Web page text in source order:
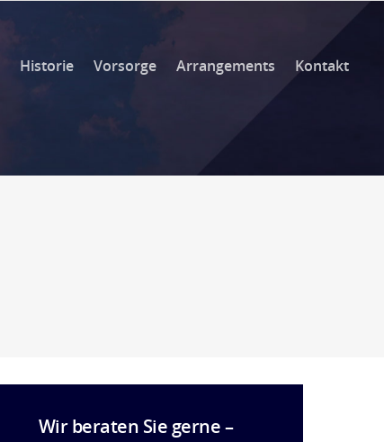
Historie Vorsorge Arrangements Kontakt
Wir beraten Sie gerne –